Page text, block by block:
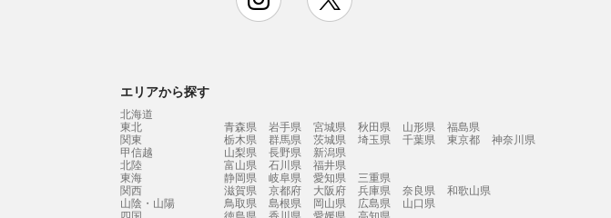
エリアから探す
北海道
東北
青森県 岩手県 宮城県 秋田県 山形県
福島県
関東
栃木県 群馬県 茨城県 埼玉県 千葉県 東京都
神奈川県
甲信越
山梨県 長野県
新潟県
北陸
富山県 石川県
福井県
東海
静岡県 岐阜県 愛知県
三重県
関西
滋賀県 京都府 大阪府 兵庫県 奈良県
和歌山県
山陰・山陽
鳥取県 島根県 岡山県 広島県
山口県
四国
徳島県 香川県 愛媛県
高知県